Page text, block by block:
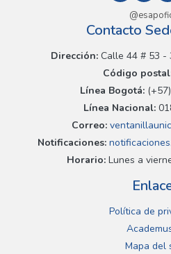
Contacto
Dirección:Calle 44 # 53 -
Código
Línea Bogotá:
Línea Nacional:
Correo:
Notificaciones:
Horario:Lunes a
Política de
Mapa del